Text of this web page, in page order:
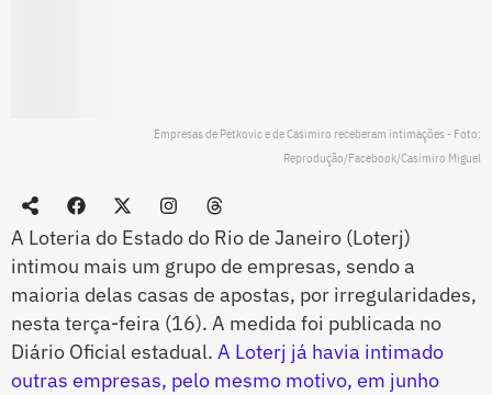
Empresas de Petkovic e de Casimiro receberam intimações - Foto:
Reprodução/Facebook/Casimiro Miguel
A Loteria do Estado do Rio de Janeiro (Loterj)
intimou mais um grupo de empresas, sendo a
maioria delas casas de apostas, por irregularidades,
nesta terça-feira (16). A medida foi publicada no
Diário Oficial estadual. A Loterj já havia intimado
outras empresas, pelo mesmo motivo, em junho